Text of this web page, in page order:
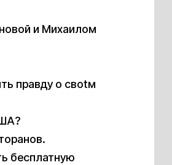
и Михаилом
правду о своtм
бесплатную